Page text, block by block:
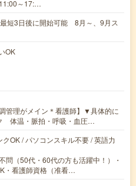
～17:…
短3日後に開始可能 8月～、9月ス
OK
管理がメイン＊看護師】▼具体的に
体温・脈拍・呼吸・血圧…
クOK / パソコンスキル不要 / 英語力
（50代・60代の方も活躍中！）・
・看護師資格（准看…